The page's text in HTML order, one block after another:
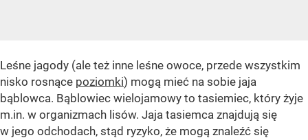
Leśne jagody (ale też inne leśne owoce, przede wszystkim
nisko rosnące poziomki) mogą mieć na sobie jaja
bąblowca. Bąblowiec wielojamowy to tasiemiec, który żyje
m.in. w organizmach lisów. Jaja tasiemca znajdują się
w jego odchodach, stąd ryzyko, że mogą znaleźć się